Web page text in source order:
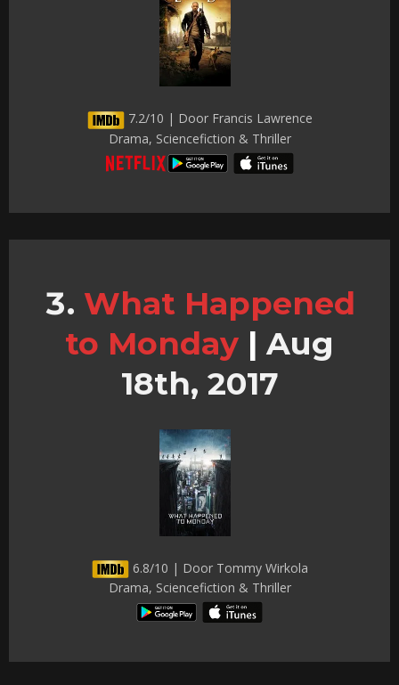
7.2/10 | Door Francis Lawrence
Drama, Sciencefiction & Thriller
What Happened
to Monday | Aug
18th, 2017
6.8/10 | Door Tommy Wirkola
Drama, Sciencefiction & Thriller